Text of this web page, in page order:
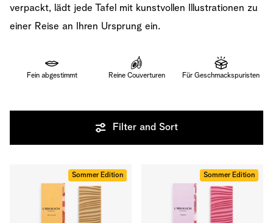
verpackt, lädt jede Tafel mit kunstvollen Illustrationen zu
einer Reise an Ihren Ursprung ein.
Fein abgestimmt Reine Couverturen Für Geschmackspuristen
Filter and Sort
Sommer Edition Sommer Edition